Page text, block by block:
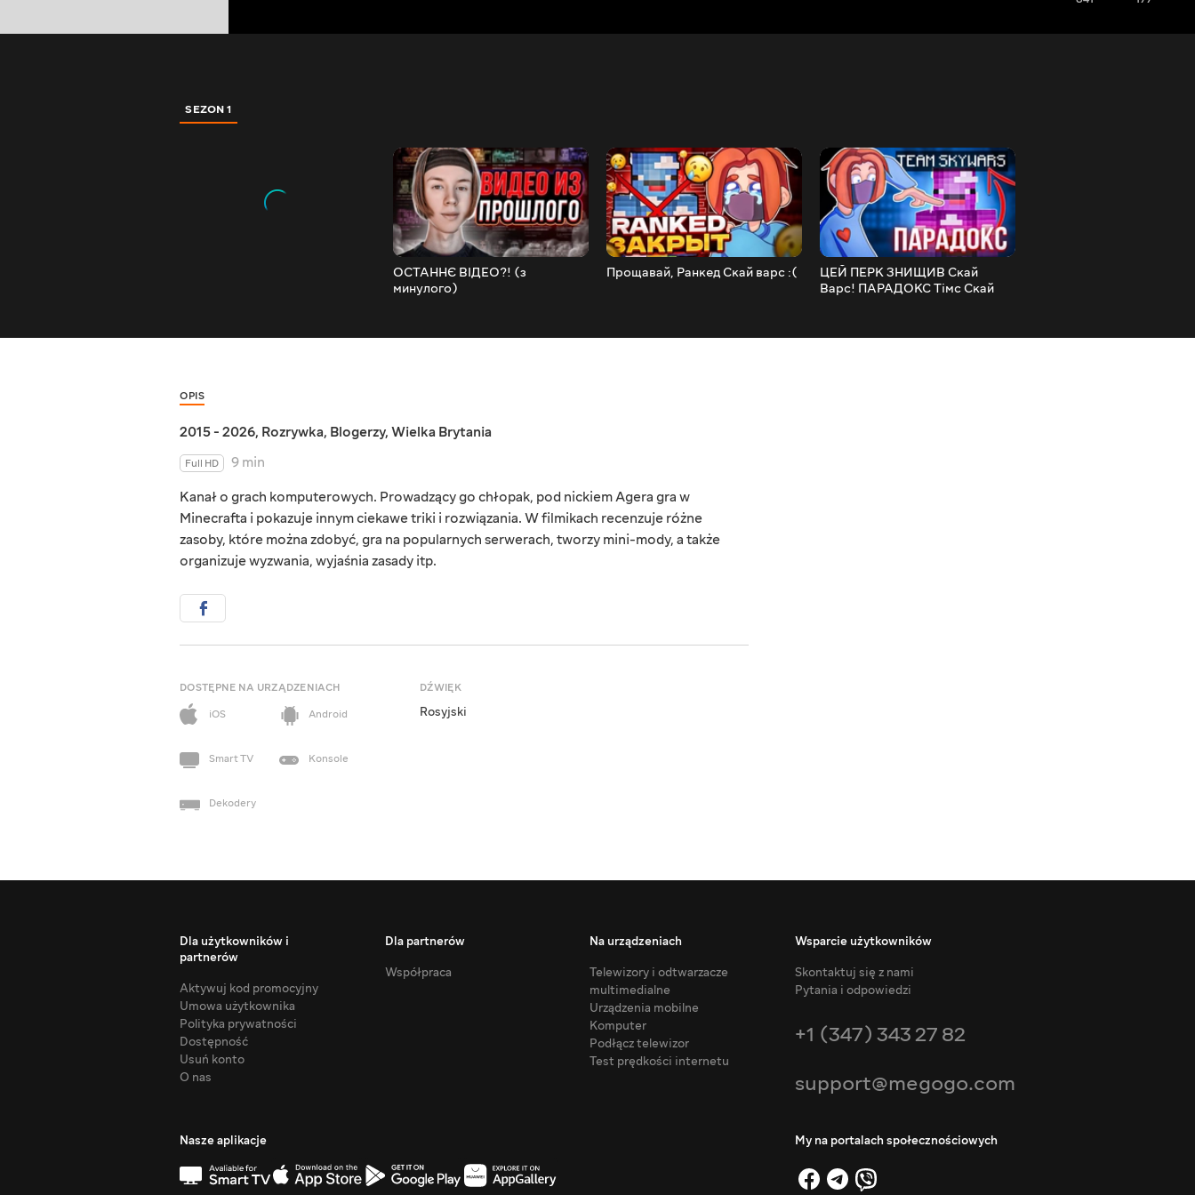
SEZON 1
ОСТАННЄ ВІДЕО?! (з
минулого)
Прощавай, Ранкед Скай варс :(
ЦЕЙ ПЕРК ЗНИЩИВ Скай
Варс! ПАРАДОКС Тімс Скай
OPIS
2015 - 2026, Rozrywka, Blogerzy, Wielka Brytania
Full HD
9 min
Kanał o grach komputerowych. Prowadzący go chłopak, pod nickiem Agera gra w
Minecrafta i pokazuje innym ciekawe triki i rozwiązania. W filmikach recenzuje różne
zasoby, które można zdobyć, gra na popularnych serwerach, tworzy mini-mody, a także
organizuje wyzwania, wyjaśnia zasady itp.
DOSTĘPNE NA URZĄDZENIACH
iOS
Android
Smart TV Konsole
Dekodery
DŹWIĘK
Rosyjski
Dla użytkowników i
partnerów
Aktywuj kod promocyjny
Umowa użytkownika
Polityka prywatności
Dostępność
Usuń konto
O nas
Dla partnerów
Współpraca
Na urządzeniach
Telewizory i odtwarzacze
multimedialne
Urządzenia mobilne
Komputer
Podłącz telewizor
Test prędkości internetu
Wsparcie użytkowników
Skontaktuj się z nami
Pytania i odpowiedzi
+1 (347) 343 27 82
support@megogo.com
Nasze aplikacje My na portalach społecznościowych